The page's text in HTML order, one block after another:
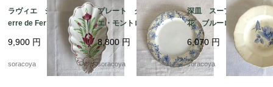
ラヴィエ シェル型 T
erre de Fer トゥール
ドフェール ペクソン
ヌ窯 19twm36-2
9,900 円
soracoya
プレート クレイユ・
エ・モントロー 平皿 蔦
レリーフ デザート
19twm84-1
8,800円
soracoya
深皿 スープ皿 青
花 ブルーローズ ス
テンシル柄 ディゴワ
ン サルグミンヌ 19t
wm70-3
6,070 円
soracoya